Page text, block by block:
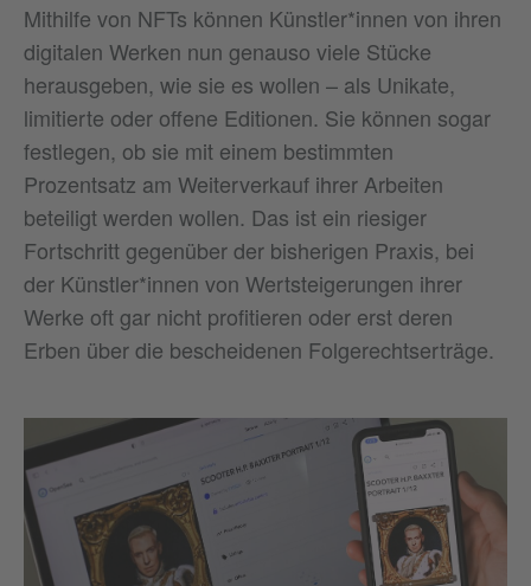
Mithilfe von NFTs können Künstler*innen von ihren
digitalen Werken nun genauso viele Stücke
herausgeben, wie sie es wollen – als Unikate,
limitierte oder offene Editionen. Sie können sogar
festlegen, ob sie mit einem bestimmten
Prozentsatz am Weiterverkauf ihrer Arbeiten
beteiligt werden wollen. Das ist ein riesiger
Fortschritt gegenüber der bisherigen Praxis, bei
der Künstler*innen von Wertsteigerungen ihrer
Werke oft gar nicht profitieren oder erst deren
Erben über die bescheidenen Folgerechtserträge.